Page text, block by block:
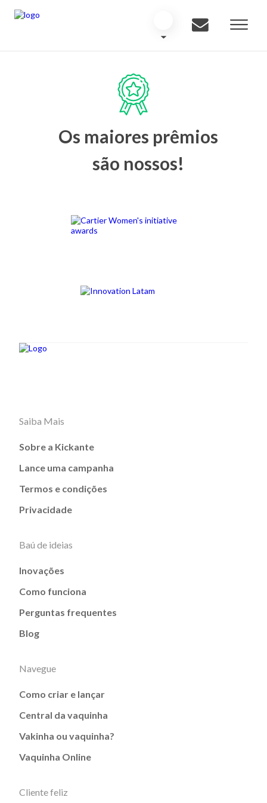
Os maiores prêmios
são nossos!
Saiba Mais
Sobre a Kickante
Lance uma campanha
Termos e condições
Privacidade
Baú de ideias
Inovações
Como funciona
Perguntas frequentes
Blog
Navegue
Como criar e lançar
Central da vaquinha
Vakinha ou vaquinha?
Vaquinha Online
Cliente feliz